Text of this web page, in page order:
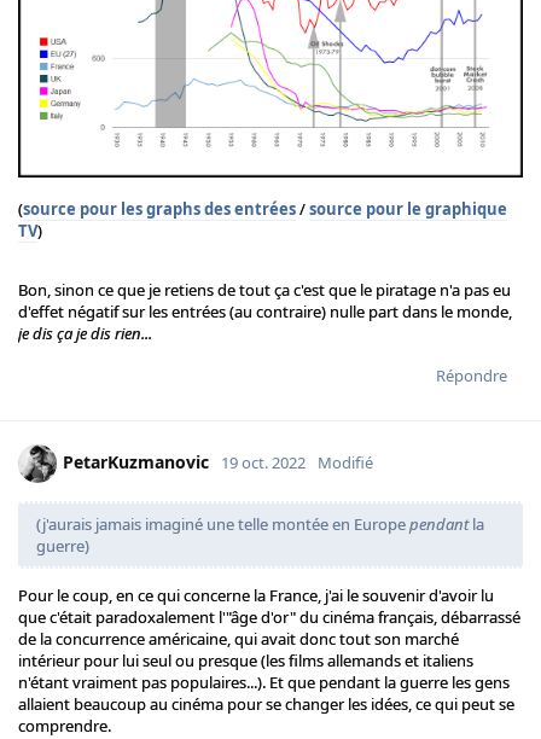
(source pour les graphs des entrées/source pour le graphique
TV)
Bon, sinon ce que je retiens de tout ça c'est que le piratage n'a pas eu
d'effet négatif sur les entrées (au contraire) nulle part dans le monde,
je dis ça je dis rien...
Répondre
PetarKuzmanovic 19 oct. 2022 Modifié
(j'aurais jamais imaginé une telle montée en Europependantla
guerre)
Pour le coup, en ce qui concerne la France, j'ai le souvenir d'avoir lu
que c'était paradoxalement l'"âge d'or" du cinéma français, débarrassé
de la concurrence américaine, qui avait donc tout son marché
intérieur pour lui seul ou presque (les films allemands et italiens
n'étant vraiment pas populaires...). Et que pendant la guerre les gens
allaient beaucoup au cinéma pour se changer les idées, ce qui peut se
comprendre.